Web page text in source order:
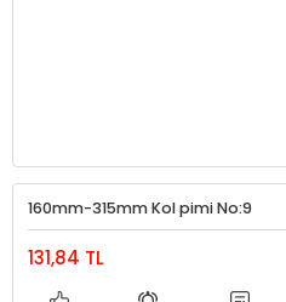
160mm-315mm Kol pimi No:9
131,84 TL